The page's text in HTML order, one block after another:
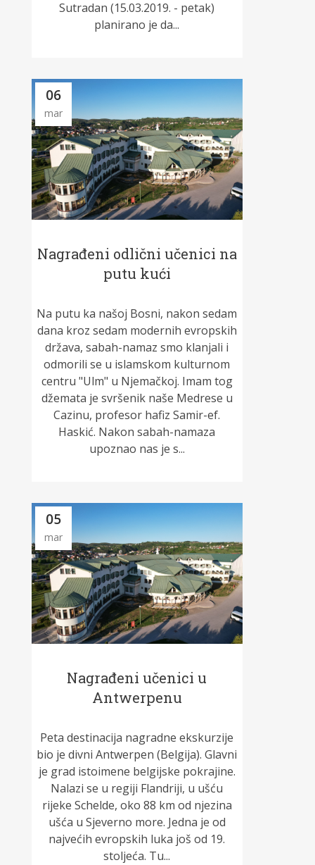
Sutradan (15.03.2019. - petak)
planirano je da...
06
mar
Nagrađeni odlični učenici na
putu kući
Na putu ka našoj Bosni, nakon sedam
dana kroz sedam modernih evropskih
država, sabah-namaz smo klanjali i
odmorili se u islamskom kulturnom
centru "Ulm" u Njemačkoj. Imam tog
džemata je svršenik naše Medrese u
Cazinu, profesor hafiz Samir-ef.
Haskić. Nakon sabah-namaza
upoznao nas je s...
05
mar
Nagrađeni učenici u
Antwerpenu
Peta destinacija nagradne ekskurzije
bio je divni Antwerpen (Belgija). Glavni
je grad istoimene belgijske pokrajine.
Nalazi se u regiji Flandriji, u ušću
rijeke Schelde, oko 88 km od njezina
ušća u Sjeverno more. Jedna je od
najvećih evropskih luka još od 19.
stoljeća. Tu...